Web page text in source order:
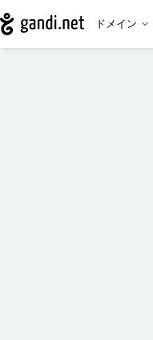
ドメイン